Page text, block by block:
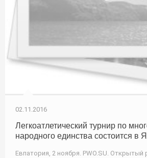
02.11.2016
Легкоатлетический турнир по
народного единства состоится в
Евпатория, 2 ноября. PWO.SU. Открытый